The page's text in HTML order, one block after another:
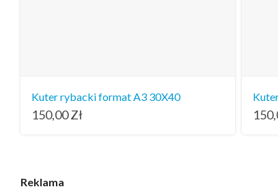
Kuter rybacki format A3 30X40
150,00Zł
Reklama